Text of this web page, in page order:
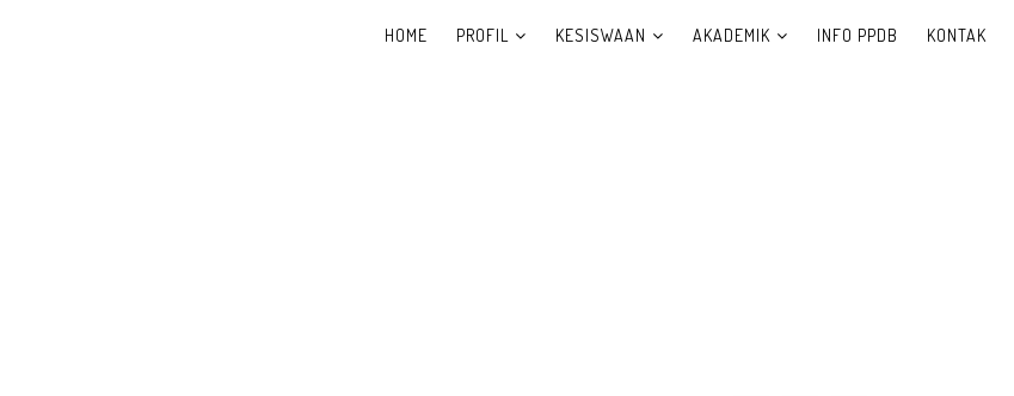
HOME PROFIL KESISWAAN AKADEMIK INFO PPDB KONTAK